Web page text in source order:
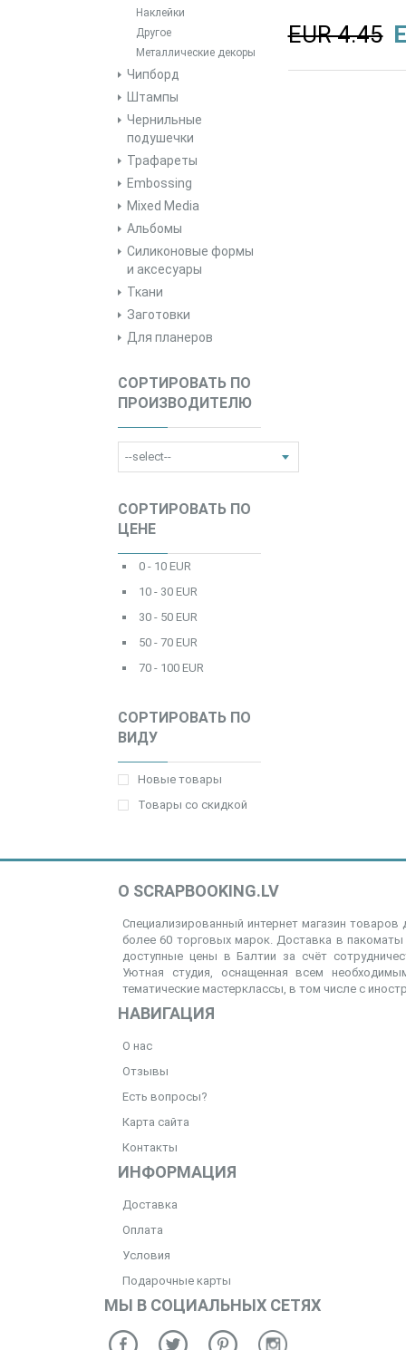
Наклейки
Другое
Металлические декоры
Чипборд
Штампы
Чернильные
подушечки
Трафареты
Embossing
Mixed Media
Альбомы
Силиконовые формы
и аксесуары
Ткани
Заготовки
Для планеров
СОРТИРОВАТЬ ПО
ПРОИЗВОДИТЕЛЮ
СОРТИРОВАТЬ ПО
ЦЕНЕ
0 - 10 EUR
10 - 30 EUR
30 - 50 EUR
50 - 70 EUR
70 - 100 EUR
СОРТИРОВАТЬ ПО
ВИДУ
Новые товары
Товары со скидкой
EUR 4.45
О SCRAPBOOKING.LV
Специализированный интернет магазин товаров
более 60 торговых марок. Доставка в
доступные цены в Балтии за счёт
Уютная студия, оснащенная всем
тематические мастерклассы, в том числе с
НАВИГАЦИЯ
О нас
Отзывы
Есть вопросы?
Карта сайта
Контакты
ИНФОРМАЦИЯ
Доставка
Оплата
Условия
Подарочные карты
МЫ В СОЦИАЛЬНЫХ СЕТЯХ